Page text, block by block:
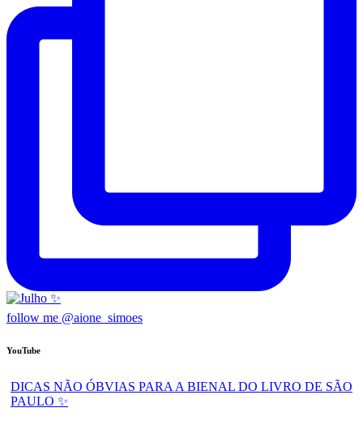
follow me @aione_simoes
YouTube
DICAS NÃO ÓBVIAS PARA A BIENAL DO LIVRO DE SÃO
PAULO ✨